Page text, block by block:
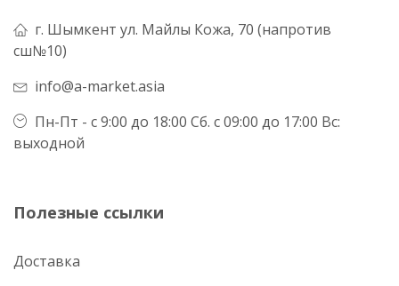
г. Шымкент ул. Майлы Кожа, 70 (напротив
сш№10)
info@a-market.asia
Пн-Пт - с 9:00 до 18:00 Сб. с 09:00 до 17:00 Вс:
выходной
Полезные ссылки
Доставка